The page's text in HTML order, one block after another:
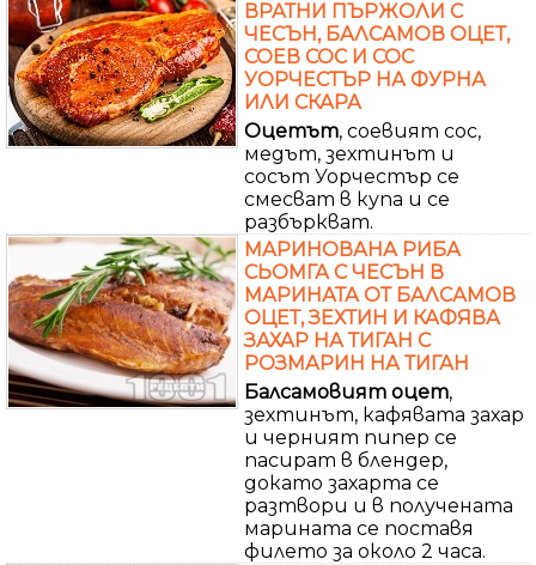
ВРАТНИ ПЪРЖОЛИ С
ЧЕСЪН, БАЛСАМОВ ОЦЕТ,
СОЕВ СОС И СОС
УОРЧЕСТЪР НА ФУРНА
ИЛИ СКАРА
Оцетът, соевият сос,
медът, зехтинът и
сосът Уорчестър се
смесват в купа и се
разбъркват.
МАРИНОВАНА РИБА
СЬОМГА С ЧЕСЪН В
МАРИНАТА ОТ БАЛСАМОВ
ОЦЕТ, ЗЕХТИН И КАФЯВА
ЗАХАР НА ТИГАН С
РОЗМАРИН НА ТИГАН
Балсамовият оцет,
зехтинът, кафявата захар
и черният пипер се
пасират в блендер,
докато захарта се
разтвори и в получената
марината се поставя
филето за около 2 часа.